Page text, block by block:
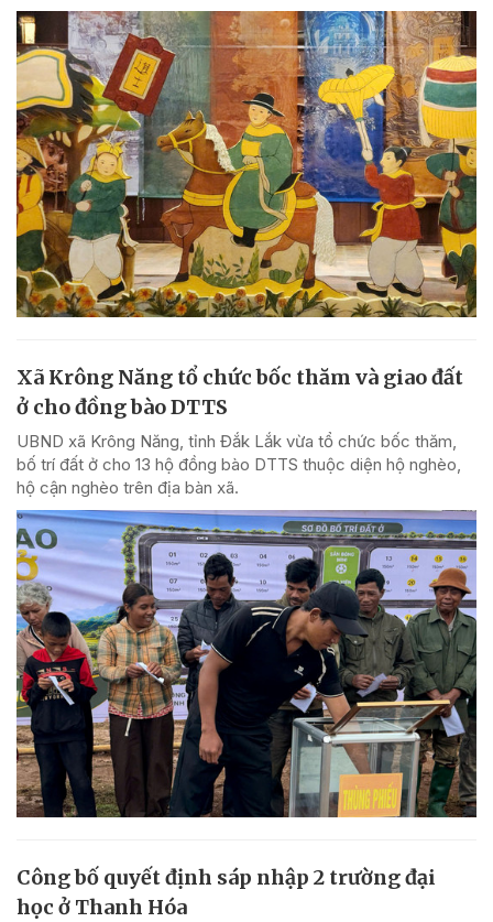
Xã Krông Năng tổ chức bốc thăm và giao đất
ở cho đồng bào DTTS
UBND xã Krông Năng, tỉnh Đắk Lắk vừa tổ chức bốc thăm,
bố trí đất ở cho 13 hộ đồng bào DTTS thuộc diện hộ nghèo,
hộ cận nghèo trên địa bàn xã.
Công bố quyết định sáp nhập 2 trường đại
học ở Thanh Hóa